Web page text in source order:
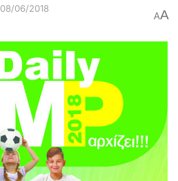
08/06/2018
AA